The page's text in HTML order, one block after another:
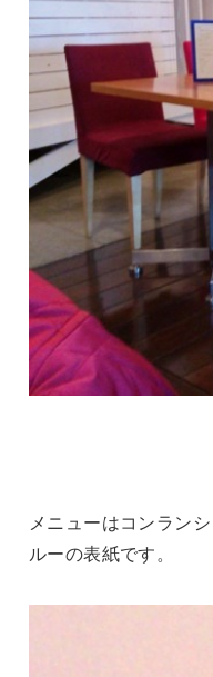
メニューはコンラン
ルーの表紙です。